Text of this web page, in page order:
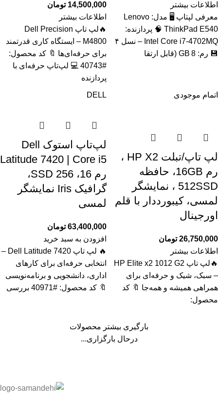
اطلاعات بیشتر
معرفی لپتاپ 🖥️ مدل: Lenovo
ThinkPad E540 🧠 پردازنده:
Intel Core i7‑4702MQ – نسل ۴
💾 رم: 8 GB (قابل ارتقا
14,500,000 تومان
اطلاعات بیشتر
🔥لپ تاپ Dell Precision
M4800 – ایستگاه کاری قدرتمند
برای حرفه‌ای‌ها 🔖 کد محصول:
#40743 💻 لپ‌تاپ حرفه‌ای با
پردازنده
اتمام موجودی
لپ تاپ/تبلت HP X2 ،
رم 16GB، حافظه
512SSD ، نمایشگر
لمسی، کیبورددار با قلم
اورجینال
26,750,000 تومان
اطلاعات بیشتر
🔥لپ تاپ HP Elite x2 1012 G2
– سبک، شیک و حرفه‌ای برای
همراهی همیشه و همه‌جا 🔖 کد
محصول:
DELL
لپ‌تاپ استوک Dell
Latitude 7420 | Core i5
رم 16، SSD 256،
گرافیک Iris نمایشگر
لمسی
63,400,000 تومان
افزودن به سبد خرید
🔥 لپ تاپ Dell Latitude 7420 –
انتخابی حرفه‌ای برای کارهای
اداری، دانشجویی و برنامه‌نویسی
🔖 کد محصول: #40971 بررسی
بارگیری بیشتر محصولات
درحال بارگزاری...